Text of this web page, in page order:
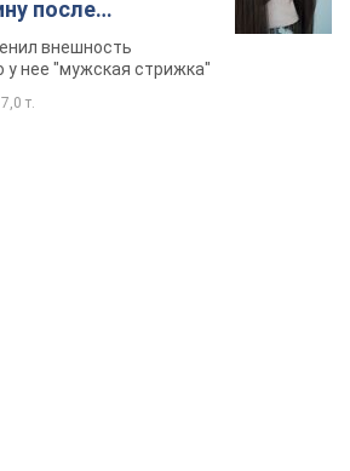
после
скандал.
внешность
нее "мужская стрижка"
т.